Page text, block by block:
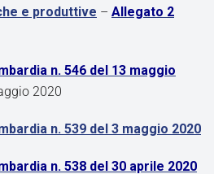
e produttive – Allegato 2
n. 546 del 13 maggio
2020
n. 539 del 3 maggio 2020
n. 538 del 30 aprile 2020